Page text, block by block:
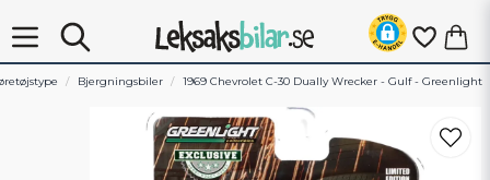
Bjergningsbiler 1969 Chevrolet C-30 Dually Wrecker - Gulf - Greenlight